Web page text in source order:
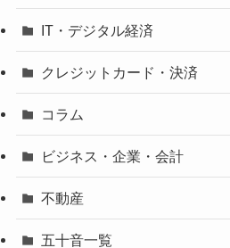
IT・デジタル経済
クレジットカード・決済
コラム
ビジネス・企業・会計
不動産
五十音一覧